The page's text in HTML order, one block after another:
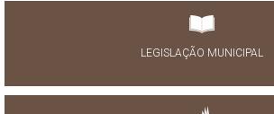
LEGISLAÇÃO MUNICIPAL